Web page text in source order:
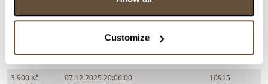
Customize
4 200 Kč
limit (07.12.2025 20:06:12)
9364
07.12.2025 20:06:13
3 900 Kč
07.12.2025 20:06:00
10915